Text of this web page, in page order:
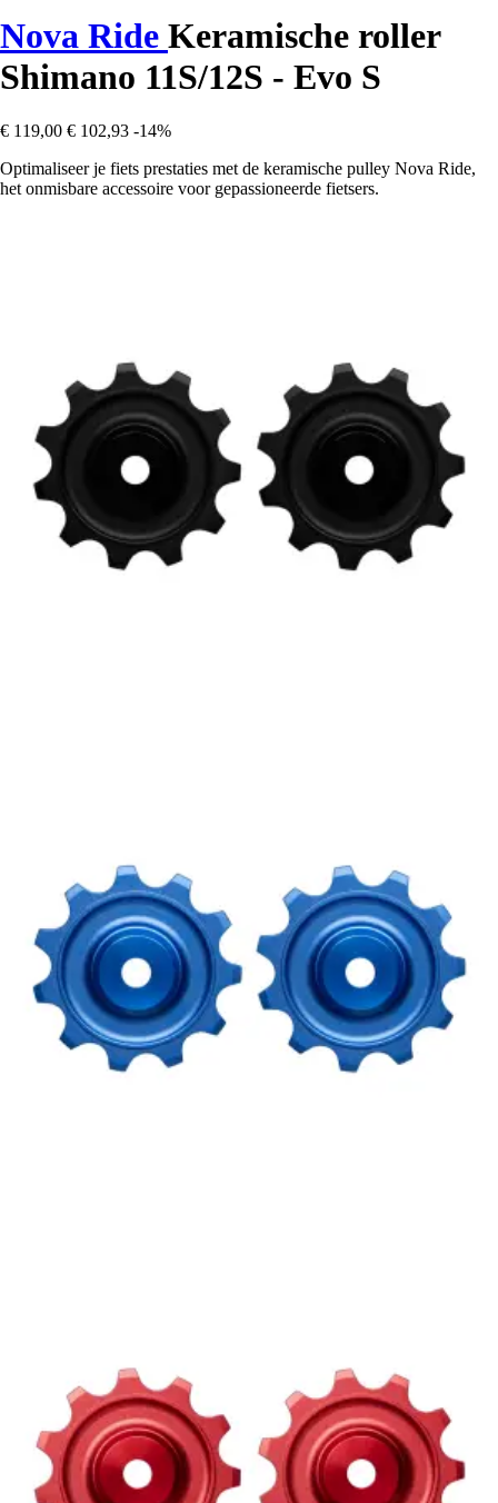
Nova Ride Keramische roller
Shimano 11S/12S - Evo S
€ 119,00 € 102,93 -14%
Optimaliseer je fiets prestaties met de keramische pulley Nova Ride,
het onmisbare accessoire voor gepassioneerde fietsers.